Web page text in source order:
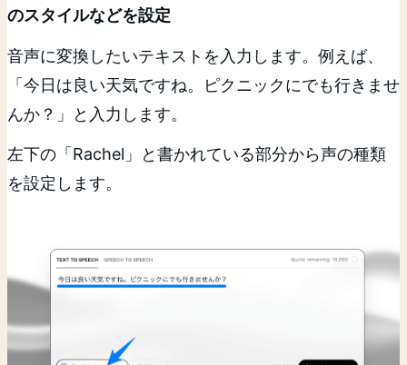
のスタイルなどを設定
音声に変換したいテキストを入力します。例えば、
「今日は良い天気ですね。ピクニックにでも行きませ
んか？」と入力します。
左下の「Rachel」と書かれている部分から声の種類
を設定します。